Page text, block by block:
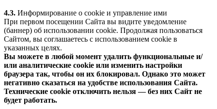
4.3. Информирование о cookie и управление ими
При первом посещении Сайта вы видите уведомление
(баннер) об использовании cookie. Продолжая пользоваться
Сайтом, вы соглашаетесь с использованием cookie в
указанных целях.
Вы можете в любой момент удалить функциональные и/
или аналитические cookie или изменить настройки
браузера так, чтобы он их блокировал. Однако это может
негативно сказаться на удобстве использования Сайта.
Технические cookie отключить нельзя — без них Сайт не
будет работать.